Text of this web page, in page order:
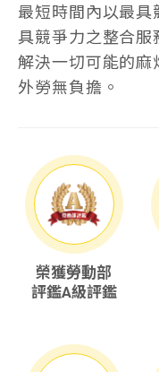
最短時間內以最
具競爭力之整合服
解決一切可能的麻
外勞無負擔。
榮獲勞動部
評鑑A級評鑑